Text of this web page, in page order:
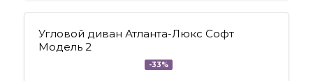
Угловой диван Атланта-Люкс Софт
Модель 2
-33%